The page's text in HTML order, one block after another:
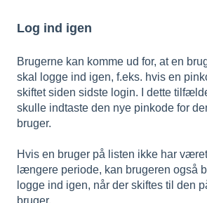
Log ind igen
Brugerne kan komme ud for, at en
skal logge ind igen, f.eks. hvis en
skiftet siden sidste login. I dette
skulle indtaste den nye pinkode for
bruger.
Hvis en bruger på listen ikke har
længere periode, kan brugeren også
logge ind igen, når der skiftes til den
bruger.